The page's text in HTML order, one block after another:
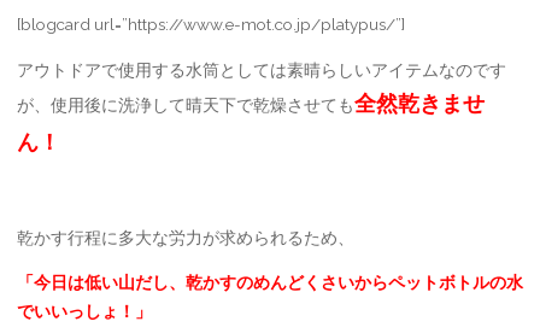
[blogcard url=”https://www.e-mot.co.jp/platypus/”]
アウトドアで使用する水筒としては素晴らしいアイテムなのです
が、使用後に洗浄して晴天下で乾燥させても全然乾きませ
ん！
乾かす行程に多大な労力が求められるため、
「今日は低い山だし、乾かすのめんどくさいからペットボトルの水
でいいっしょ！」